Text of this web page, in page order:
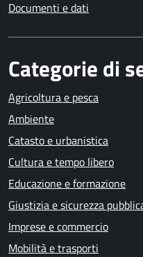
Documenti e dati
Categorie di
Agricoltura e pesca
Ambiente
Catasto e urbanistica
Cultura e tempo libero
Educazione e formazione
Giustizia e sicurezza
Imprese e commercio
Mobilità e trasporti